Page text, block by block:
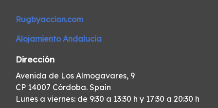
Rugbyaccion.com
Alojamiento Andalucía
Dirección
Avenida de Los Almogavares, 9
CP 14007 Córdoba. Spain
Lunes a viernes: de 9:30 a 13:30 h y 17:30 a 20:30 h